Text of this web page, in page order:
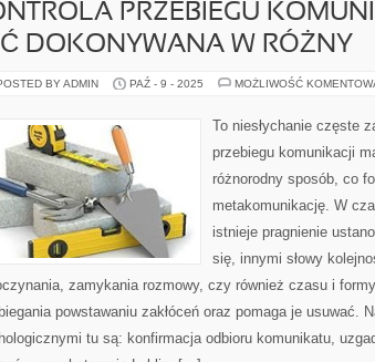
PRZEBIEGU
DOKONYWANA W RÓŻNY
BY ADMIN PAŹ - 9 - 2025 MOŻLIWOŚĆ
To niesłychanie częste
przebiegu komunikacji
różnorodny sposób, co
metakomunikację. W
istnieje pragnienie
się, innymi słowy
zamykania rozmowy, czy również czasu i
powstawaniu zakłóceń oraz pomaga je usuwać.
tu są: konfirmacja odbioru komunikatu,